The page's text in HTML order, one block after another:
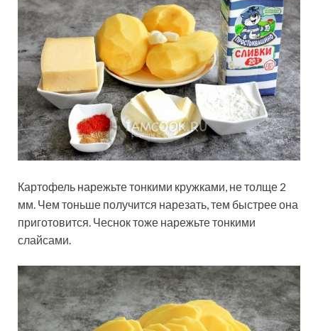
Картофель нарежьте тонкими кружками, не толще 2
мм. Чем тоньше получится нарезать, тем быстрее она
приготовится. Чеснок тоже нарежьте тонкими
слайсами.